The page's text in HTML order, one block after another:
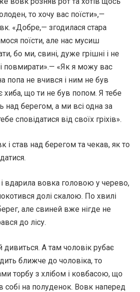
то хочу вас поїсти»,—
«Добре,— згодилася стара
поїсти, але нас мусиш
бо ми, свині, дуже грішні і не
повмирати».— «Як я можу вас
попа не вчився і ним не був
хиба, що ти не був попом. Я тебе
над берегом, а ми всі одна за
сповідатися від своїх гріхів».
і став над берегом та чекав, як то
і вдарила вовка головою у черево,
долі скалою. По хвилі
але свиней вже нігде не
до лісу.
дивиться. А там чоловік рубає
ближче до чоловіка, то
торбу з хлібом і ковбасою, що
собі на полуденок. Вовк наперед